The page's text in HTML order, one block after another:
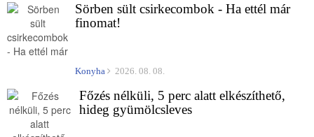
Sörben sült csirkecombok - Ha ettél már
finomat!
Konyha 2026. 08. 08.
Főzés nélküli, 5 perc alatt elkészíthető,
hideg gyümölcsleves